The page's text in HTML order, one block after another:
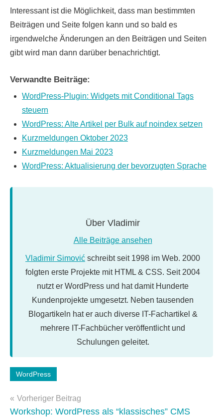
Interessant ist die Möglichkeit, dass man bestimmten
Beiträgen und Seite folgen kann und so bald es
irgendwelche Änderungen an den Beiträgen und Seiten
gibt wird man dann darüber benachrichtigt.
Verwandte Beiträge:
WordPress-Plugin: Widgets mit Conditional Tags
steuern
WordPress: Alte Artikel per Bulk auf noindex setzen
Kurzmeldungen Oktober 2023
Kurzmeldungen Mai 2023
WordPress: Aktualisierung der bevorzugten Sprache
Über Vladimir
Alle Beiträge ansehen
Vladimir Simović schreibt seit 1998 im Web. 2000
folgten erste Projekte mit HTML & CSS. Seit 2004
nutzt er WordPress und hat damit Hunderte
Kundenprojekte umgesetzt. Neben tausenden
Blogartikeln hat er auch diverse IT-Fachartikel &
mehrere IT-Fachbücher veröffentlicht und
Schulungen geleitet.
Schlagwörter:
Plugins
WordPress
Beitragsnavigation
Vorheriger Beitrag
Workshop: WordPress als “klassisches” CMS